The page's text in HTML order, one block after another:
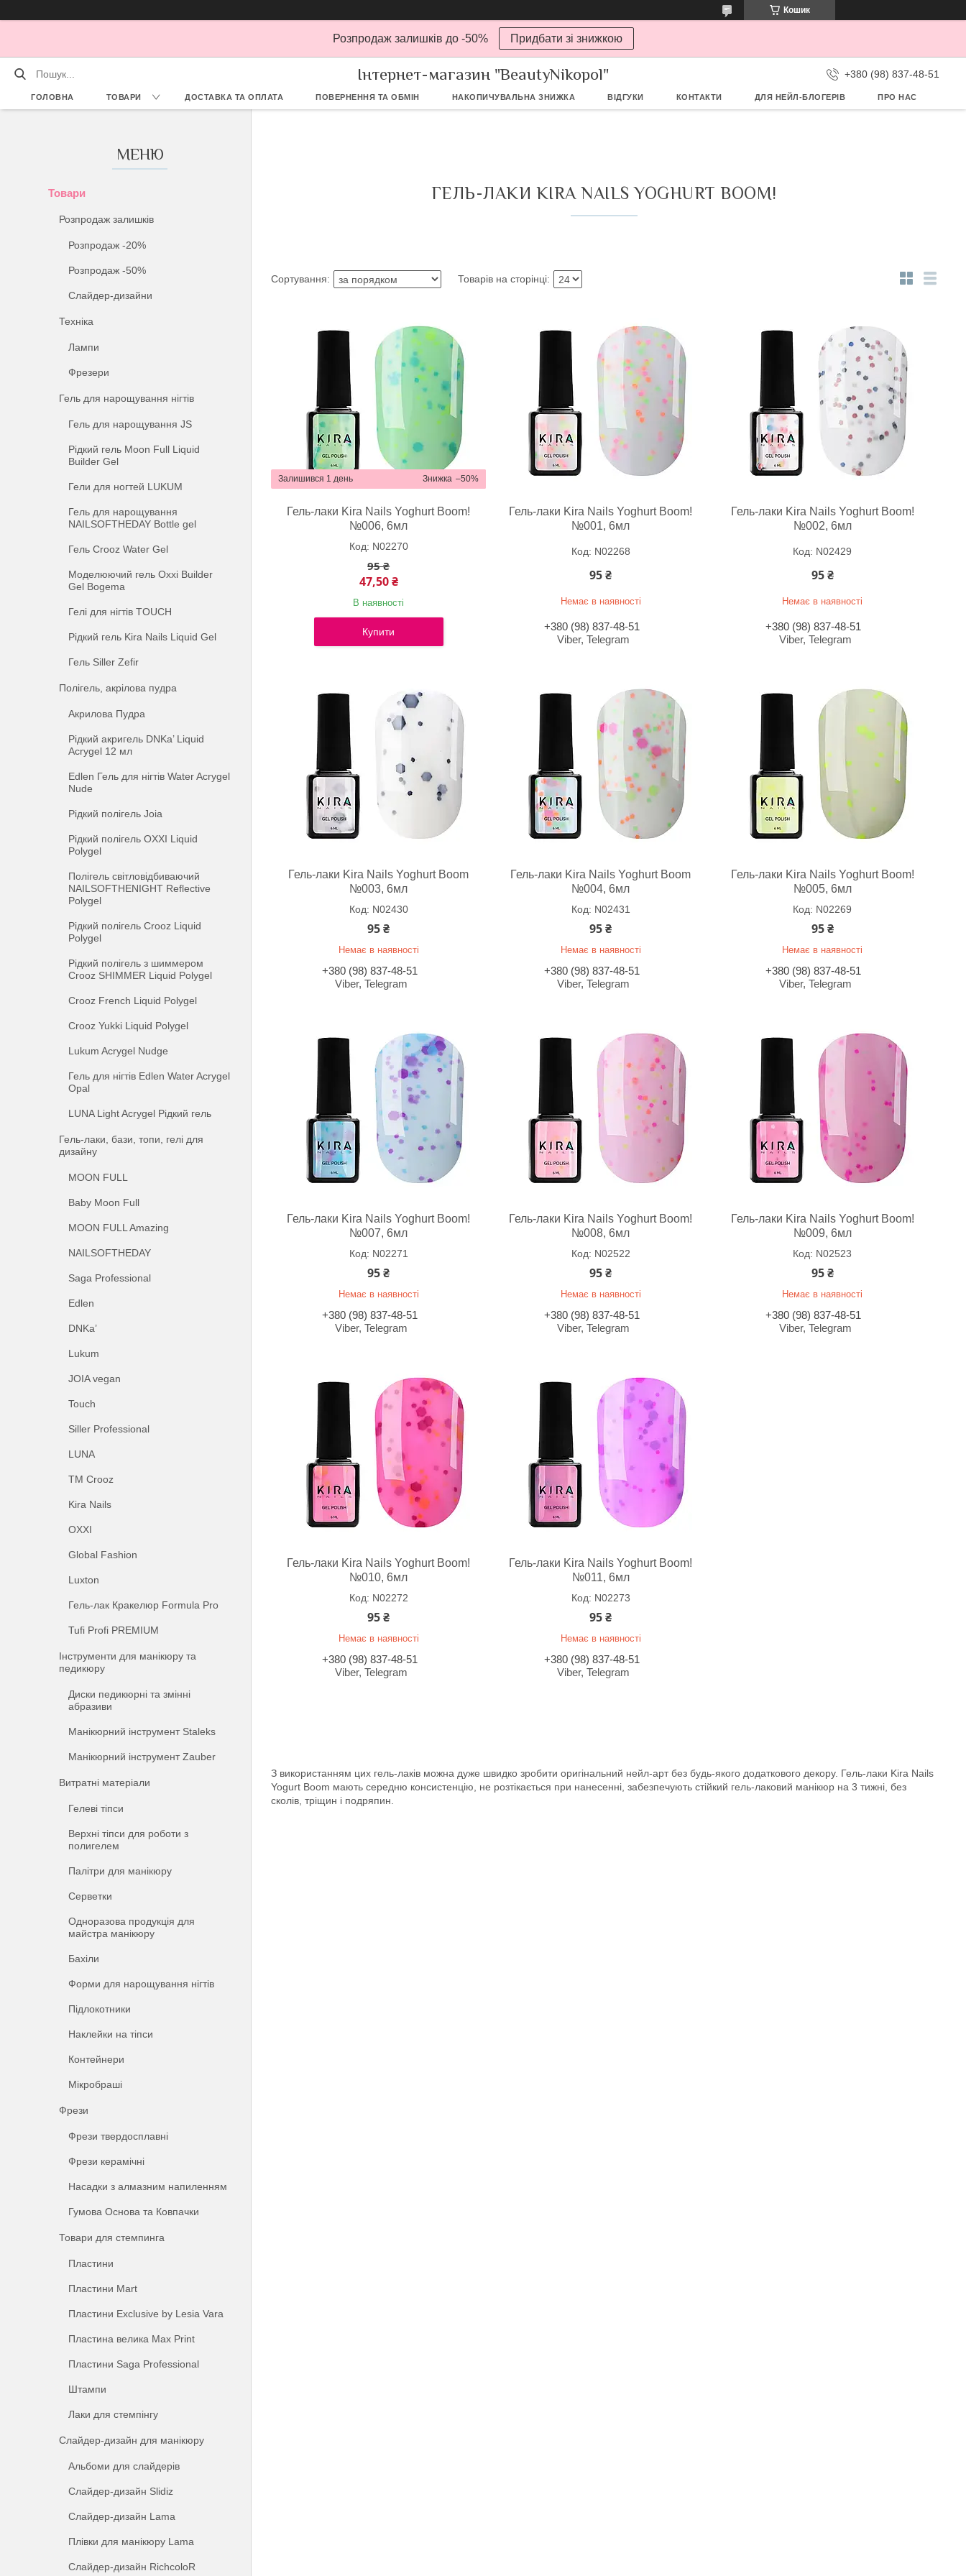
Кошик
Розпродаж залишків до -50% Придбати зі знижкою
Інтернет-магазин "BeautyNikopol" +380 (98) 837-48-51
ГОЛОВНА ТОВАРИ ДОСТАВКА ТА ОПЛАТА ПОВЕРНЕННЯ ТА ОБМІН НАКОПИЧУВАЛЬНА ЗНИЖКА ВІДГУКИ КОНТАКТИ ДЛЯ НЕЙЛ-БЛОГЕРІВ ПРО НАС
Товари
Розпродаж залишків
Розпродаж -20%
Розпродаж -50%
Слайдер-дизайни
Техніка
Лампи
Фрезери
Гель для нарощування нігтів
Гель для нарощування JS
Рідкий гель Moon Full Liquid
Builder Gel
Гели для ногтей LUKUM
Гель для нарощування
NAILSOFTHEDAY Bottle gel
Гель Crooz Water Gel
Моделюючий гель Oxxi Builder
Gel Bogema
Гелі для нігтів TOUCH
Рідкий гель Kira Nails Liquid Gel
Гель Siller Zefir
Полігель, акрілова пудра
Акрилова Пудра
Рідкий акригель DNKa’ Liquid
Acrygel 12 мл
Edlen Гель для нігтів Water Acrygel
Nude
Рідкий полігель Joia
Рідкий полігель OXXI Liquid
Polygel
Полігель світловідбиваючий
NAILSOFTHENIGHT Reflective
Polygel
Рідкий полігель Crooz Liquid
Polygel
Рідкий полігель з шиммером
Crooz SHIMMER Liquid Polygel
Crooz French Liquid Polygel
Crooz Yukki Liquid Polygel
Lukum Acrygel Nudge
Гель для нігтів Edlen Water Acrygel
Opal
LUNA Light Acrygel Рідкий гель
Гель-лаки, бази, топи, гелі для
дизайну
MOON FULL
Baby Moon Full
MOON FULL Amazing
NAILSOFTHEDAY
Saga Professional
Edlen
DNKa’
Lukum
JOIA vegan
Touch
Siller Professional
LUNA
ТМ Crooz
Kira Nails
OXXI
Global Fashion
Luxton
Гель-лак Кракелюр Formula Pro
Tufi Profi PREMIUM
Інструменти для манікюру та
педикюру
Диски педикюрні та змінні
абразиви
Манікюрний інструмент Staleks
Манікюрний інструмент Zauber
Витратні матеріали
Гелеві тіпси
Верхні тіпси для роботи з
полигелем
Палітри для манікюру
Серветки
Одноразова продукція для
майстра манікюру
Бахіли
Форми для нарощування нігтів
Підлокотники
Наклейки на тіпси
Контейнери
Мікробраші
Фрези
Фрези твердосплавні
Фрези керамічні
Насадки з алмазним напиленням
Гумова Основа та Ковпачки
Товари для стемпинга
Пластини
Пластини Mart
Пластини Exclusive by Lesia Vara
Пластина велика Max Print
Пластини Saga Professional
Штампи
Лаки для стемпінгу
Слайдер-дизайн для манікюру
Альбоми для слайдерів
Слайдер-дизайн Slidiz
Слайдер-дизайн Lama
Плівки для манікюру Lama
Слайдер-дизайн RichcoloR
ГЕЛЬ-ЛАКИ KIRA NAILS YOGHURT BOOM!
–50%
Залишився 1 день
Гель-лаки Kira Nails Yoghurt Boom!
№006, 6мл
N02270
95 ₴
47,50 ₴
В наявності
Купити
Гель-лаки Kira Nails Yoghurt Boom!
№001, 6мл
N02268
95 ₴
Немає в наявності
+380 (98) 837-48-51
Viber, Telegram
Гель-лаки Kira Nails Yoghurt Boom!
№002, 6мл
N02429
95 ₴
Немає в наявності
+380 (98) 837-48-51
Viber, Telegram
Гель-лаки Kira Nails Yoghurt Boom
№003, 6мл
N02430
95 ₴
Немає в наявності
+380 (98) 837-48-51
Viber, Telegram
Гель-лаки Kira Nails Yoghurt Boom
№004, 6мл
N02431
95 ₴
Немає в наявності
+380 (98) 837-48-51
Viber, Telegram
Гель-лаки Kira Nails Yoghurt Boom!
№005, 6мл
N02269
95 ₴
Немає в наявності
+380 (98) 837-48-51
Viber, Telegram
Гель-лаки Kira Nails Yoghurt Boom!
№007, 6мл
N02271
95 ₴
Немає в наявності
+380 (98) 837-48-51
Viber, Telegram
Гель-лаки Kira Nails Yoghurt Boom!
№008, 6мл
N02522
95 ₴
Немає в наявності
+380 (98) 837-48-51
Viber, Telegram
Гель-лаки Kira Nails Yoghurt Boom!
№009, 6мл
N02523
95 ₴
Немає в наявності
+380 (98) 837-48-51
Viber, Telegram
Гель-лаки Kira Nails Yoghurt Boom!
№010, 6мл
N02272
95 ₴
Немає в наявності
+380 (98) 837-48-51
Viber, Telegram
Гель-лаки Kira Nails Yoghurt Boom!
№011, 6мл
N02273
95 ₴
Немає в наявності
+380 (98) 837-48-51
Viber, Telegram
З використанням цих гель-лаків можна дуже швидко зробити оригінальний нейл-арт без будь-якого додаткового декору. Гель-лаки Kira Nails
Yogurt Boom мають середню консистенцію, не розтікається при нанесенні, забезпечують стійкий гель-лаковий манікюр на 3 тижні, без
сколів, тріщин і подряпин.